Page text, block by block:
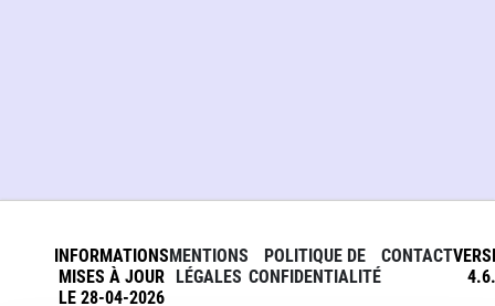
INFORMATIONS
MISES À JOUR
LE 28-04-2026
MENTIONS
LÉGALES
POLITIQUE DE
CONFIDENTIALITÉ
CONTACT